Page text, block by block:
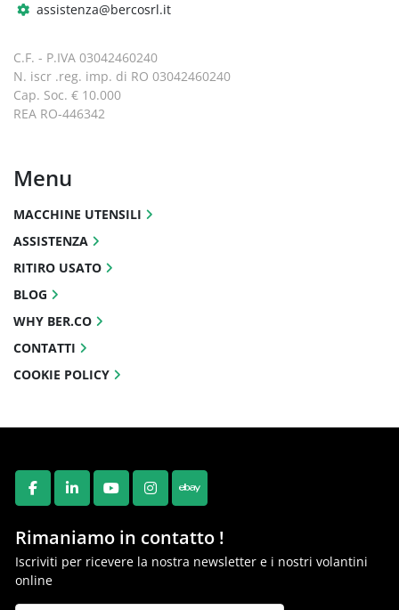
FACEBOOK
LINKEDINYOUTUBEINSTAGRAM
EBAY
Rimaniamo in contatto !
Iscriviti per ricevere la nostra newsletter e i nostri volantini
online
assistenza@bercosrl.it
C.F. - P.IVA 03042460240
N. iscr .reg. imp. di RO 03042460240
Cap. Soc. € 10.000
REA RO-446342
Menu
MACCHINE UTENSILI
ASSISTENZA
RITIRO USATO
BLOG
WHY BER.CO
CONTATTI
COOKIE POLICY